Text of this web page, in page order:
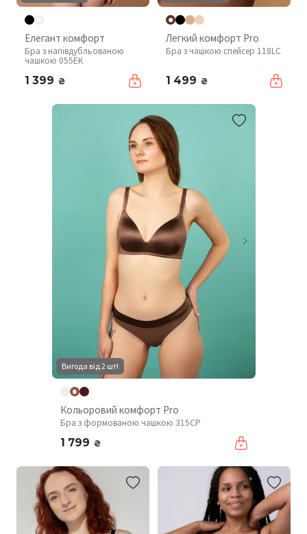
Елегант комфорт
Бра з напівдубльованою
чашкою 055EK
1 399 ₴
Легкий комфорт Pro
Бра з чашкою спейсер 118LC
1 499 ₴
Вигода від 2 шт!
Кольоровий комфорт Pro
Бра з формованою чашкою 315CP
1 799 ₴